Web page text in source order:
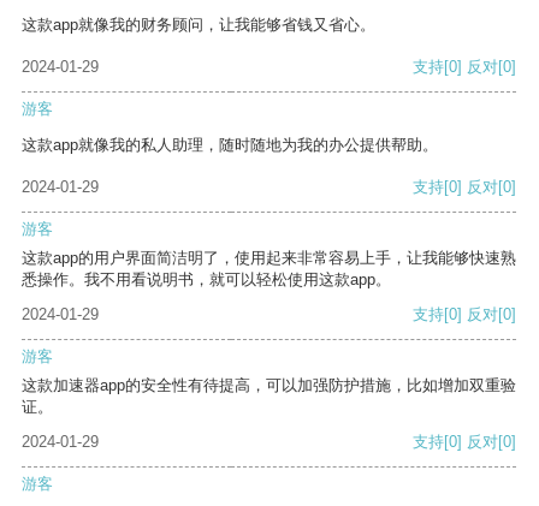
这款app就像我的财务顾问，让我能够省钱又省心。
2024-01-29 支持[0] 反对[0]
游客
这款app就像我的私人助理，随时随地为我的办公提供帮助。
2024-01-29 支持[0] 反对[0]
游客
这款app的用户界面简洁明了，使用起来非常容易上手，让我能够快速熟
悉操作。我不用看说明书，就可以轻松使用这款app。
2024-01-29
支持[0] 反对[0]
游客
这款加速器app的安全性有待提高，可以加强防护措施，比如增加双重验
证。
2024-01-29
支持[0] 反对[0]
游客